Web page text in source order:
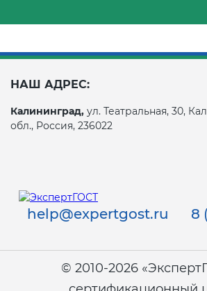
НАШ АДРЕС:
Калининград, ул. Театральная, 30,
обл., Россия, 236022
help@expertgost.ru
8
© 2010-2026